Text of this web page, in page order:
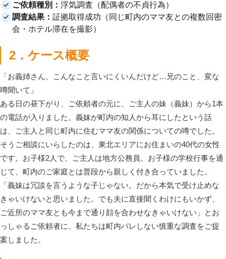
ご依頼種別： 浮気調査（配偶者の不貞行為）
調査結果： 証拠取得成功（同じ町内のママ友との複数回密
会・ホテル滞在を撮影）
2．ケース概要
「お義姉さん、こんなこと言いにくいんだけど…兄のこと、変な
噂聞いて」
ある日の昼下がり、ご依頼者の元に、ご主人の妹（義妹）から1本
の電話が入りました。義妹が町内の知人から耳にしたという話
は、ご主人と同じ町内に住むママ友の関係についての噂でした。
そうご相談にいらしたのは、東北エリアにお住まいの40代の女性
です。お子様2人で、ご主人は地方公務員。お子様の学校行事を通
じて、町内のご家庭とは普段から親しく付き合っていました。
「義妹は冗談を言うような子じゃない。だから本気で受け止めな
きゃいけないと思いました。でも夫に直接聞くわけにもいかず、
ご近所のママ友とも今まで通り顔を合わせなきゃいけない」とお
っしゃるご依頼者に、私たちは町内バレしない慎重な調査をご提
案しました。